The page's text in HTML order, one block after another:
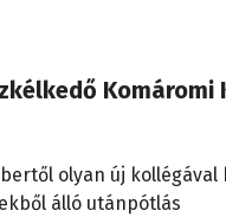
Komáromi
olyan új kollégával
álló utánpótlás